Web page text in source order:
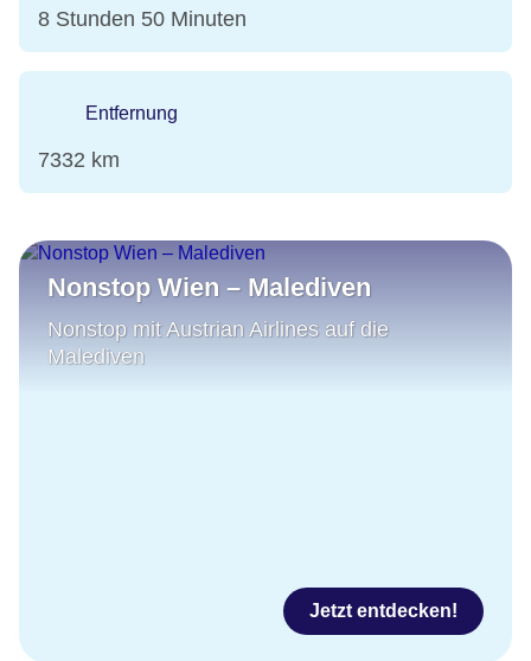
8 Stunden 50 Minuten
Entfernung
7332 km
Nonstop Wien – Malediven
Nonstop mit Austrian Airlines auf die
Malediven
Jetzt entdecken!